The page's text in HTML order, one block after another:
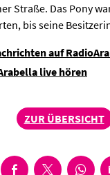
Straße. Das Pony
bis seine
auf
live hören
ZUR ÜBERSICHT